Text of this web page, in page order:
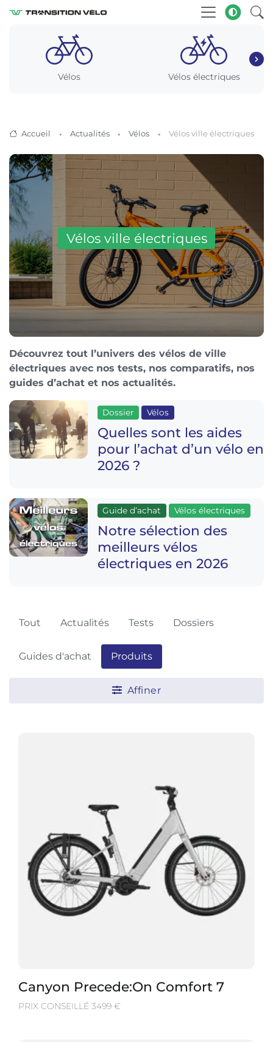
Vélos Vélos électriques
Accueil Actualités Vélos Vélos ville électriques
Vélos ville électriques
Découvrez tout l’univers des vélos de ville
électriques avec nos tests, nos comparatifs, nos
guides d’achat et nos actualités.
Dossier Vélos
Quelles sont les aides
pour l’achat d’un vélo en
2026 ?
Guide d’achat Vélos électriques
Notre sélection des
meilleurs vélos
électriques en 2026
Tout Actualités Tests Dossiers
Guides d'achat Produits
Affiner
Canyon Precede:On Comfort 7
PRIX CONSEILLÉ 3499 €